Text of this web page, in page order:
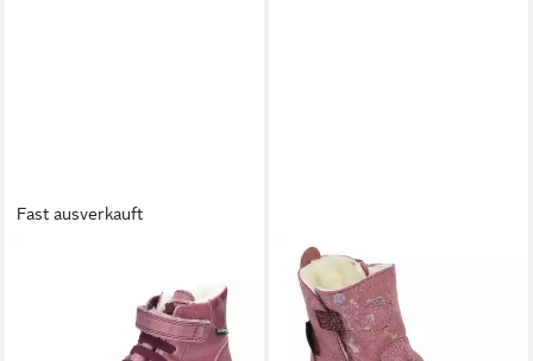
Fast ausverkauft
UVP 115,00 €
BUNDGAARDbundgaard
Nadia Leder Stiefel Stiefel
60,00 €